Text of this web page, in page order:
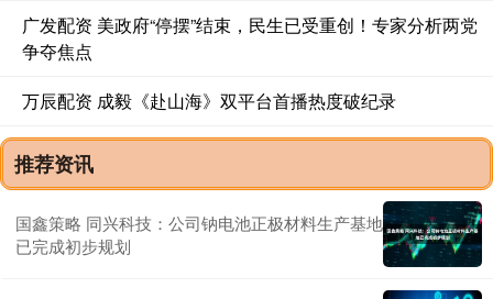
广发配资 美政府“停摆”结束，民生已受重创！专家分析两党
争夺焦点
万辰配资 成毅《赴山海》双平台首播热度破纪录
推荐资讯
国鑫策略 同兴科技：公司钠电池正极材料生产基地
已完成初步规划